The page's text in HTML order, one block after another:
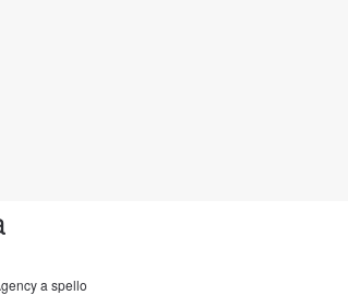
a spello